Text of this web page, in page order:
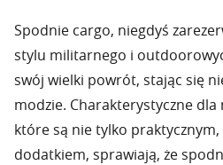
Spodnie cargo, niegdyś
stylu militarnego i
swój wielki powrót, stając się
modzie. Charakterystyczne dla
które są nie tylko
dodatkiem, sprawiają, że